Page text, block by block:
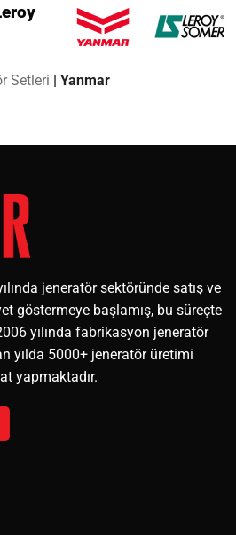
Setleri | Yanmar
jeneratör sektöründe satış ve
göstermeye başlamış, bu süreçte
yılında fabrikasyon jeneratör
yılda 5000+ jeneratör üretimi
yapmaktadır.